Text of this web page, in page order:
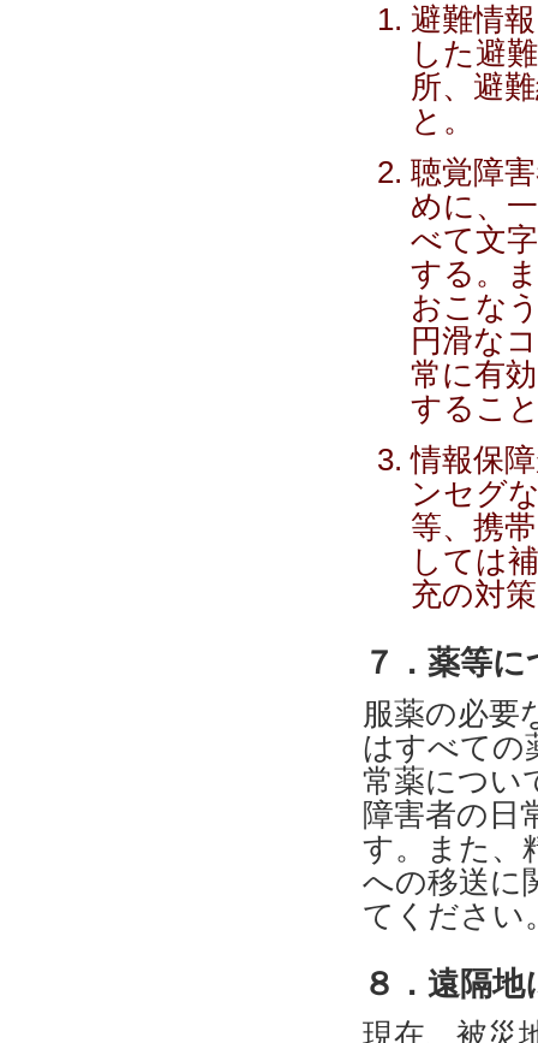
避難情
した避
所、避
と。
聴覚障
めに、
べて文
する。
おこな
円滑な
常に有
するこ
情報保
ンセグ
等、携
しては
充の対
７．薬等
服薬の必要
はすべての
常薬につい
障害者の日
す。また、
への移送に
てください
８．遠隔
現在、被災